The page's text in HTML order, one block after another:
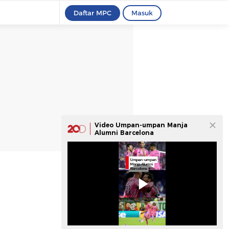
Daftar MPC Masuk
Video Umpan-umpan Manja
Alumni Barcelona